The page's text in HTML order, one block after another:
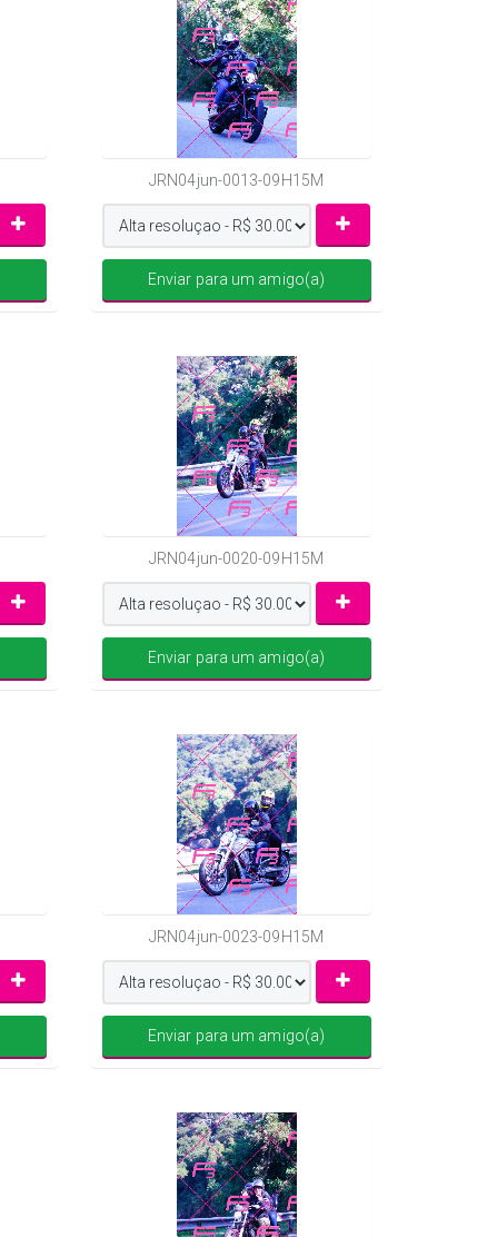
JRN04jun-0013-09H15M
Enviar para um amigo(a)
JRN04jun-0020-09H15M
Enviar para um amigo(a)
JRN04jun-0023-09H15M
Enviar para um amigo(a)